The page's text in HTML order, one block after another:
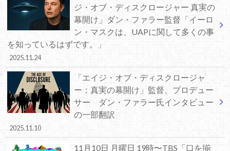
ジ・オブ・ディスクロージャー 真実の
幕開け」ダン・ファラー監督「イーロ
ン・マスクは、UAPに関して多くの事
を知っているはずです。」
2025.11.24
「エイジ・オブ・ディスクロージャ
ー：真実の幕開け」監督、プロデュー
サー ダン・ファラー氏インタビュー
の一部翻訳
2025.11.10
11月10日 月曜日 19時〜TBS「口を揃